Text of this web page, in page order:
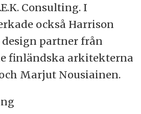
Consulting. I
också Harrison
design partner från
finländska arkitekterna
Marjut Nousiainen.